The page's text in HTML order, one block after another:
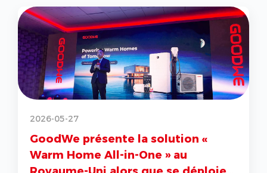
la solution «
All-in-One » au
GoodWe
Tier 1 des